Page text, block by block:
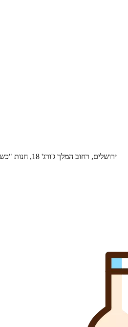
ירושלים, רחוב המלך ג'ורג' 18, חנות "כשר לך" (לשעבר "גסטרונום")